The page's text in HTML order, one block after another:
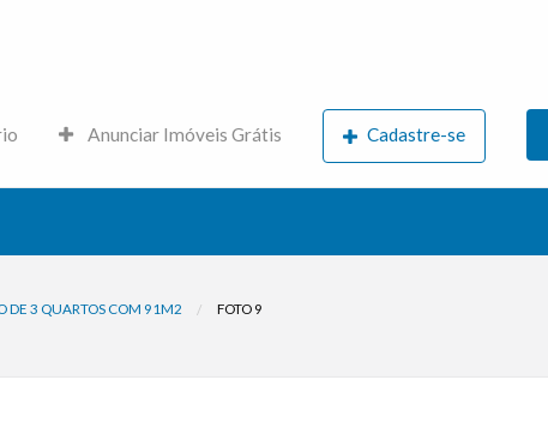
Anunciar Imóveis Grátis Cadastre-se
DE 3 QUARTOS COM 91M2 FOTO 9